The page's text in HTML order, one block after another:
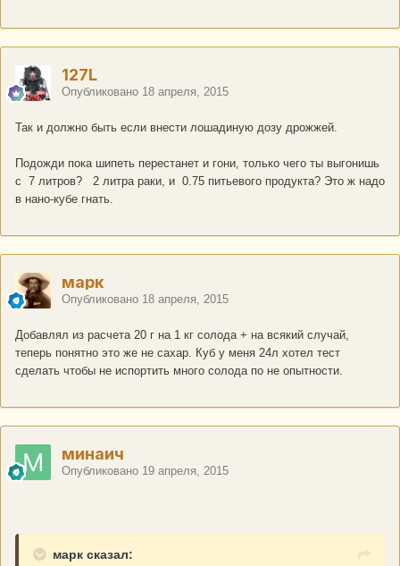
127L
Опубликовано 18 апреля, 2015
Так и должно быть если внести лошадиную дозу дрожжей.
Подожди пока шипеть перестанет и гони, только чего ты выгонишь
с 7 литров? 2 литра раки, и 0.75 питьевого продукта? Это ж надо
в нано-кубе гнать.
марк
Опубликовано 18 апреля, 2015
Добавлял из расчета 20 г на 1 кг солода + на всякий случай,
теперь понятно это же не сахар. Куб у меня 24л хотел тест
сделать чтобы не испортить много солода по не опытности.
минаич
Опубликовано 19 апреля, 2015
марк сказал: